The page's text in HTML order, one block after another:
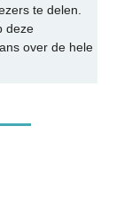
te delen.
deze
over de hele